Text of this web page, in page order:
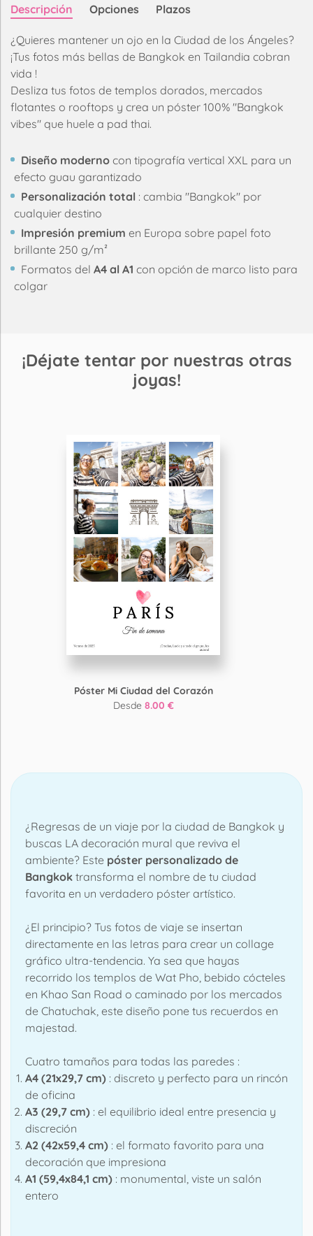
Descripción Opciones Plazos
¿Quieres mantener un ojo en la Ciudad de los Ángeles?
¡Tus fotos más bellas de Bangkok en Tailandia cobran
vida !
Desliza tus fotos de templos dorados, mercados
flotantes o rooftops y crea un póster 100% "Bangkok
vibes" que huele a pad thai.
Diseño moderno con tipografía vertical XXL para un
efecto guau garantizado
Personalización total : cambia "Bangkok" por
cualquier destino
Impresión premium en Europa sobre papel foto
brillante 250 g/m²
Formatos del A4 al A1 con opción de marco listo para
colgar
¡Déjate tentar por nuestras otras
joyas!
Póster Mi Ciudad del Corazón
Desde 8.00 €
¿Regresas de un viaje por la ciudad de Bangkok y
buscas LA decoración mural que reviva el
ambiente? Este póster personalizado de
Bangkok transforma el nombre de tu ciudad
favorita en un verdadero póster artístico.
¿El principio? Tus fotos de viaje se insertan
directamente en las letras para crear un collage
gráfico ultra-tendencia. Ya sea que hayas
recorrido los templos de Wat Pho, bebido cócteles
en Khao San Road o caminado por los mercados
de Chatuchak, este diseño pone tus recuerdos en
majestad.
Cuatro tamaños para todas las paredes :
A4 (21x29,7 cm) : discreto y perfecto para un rincón
de oficina
A3 (29,7 cm) : el equilibrio ideal entre presencia y
discreción
A2 (42x59,4 cm) : el formato favorito para una
decoración que impresiona
A1 (59,4x84,1 cm) : monumental, viste un salón
entero